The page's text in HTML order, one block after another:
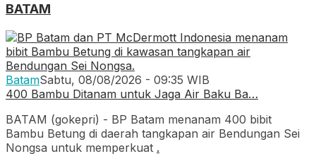
BATAM
BatamSabtu, 08/08/2026 - 09:35 WIB
400 Bambu Ditanam untuk Jaga Air Baku Ba…
BATAM (gokepri) - BP Batam menanam 400 bibit
Bambu Betung di daerah tangkapan air Bendungan Sei
Nongsa untuk memperkuat .